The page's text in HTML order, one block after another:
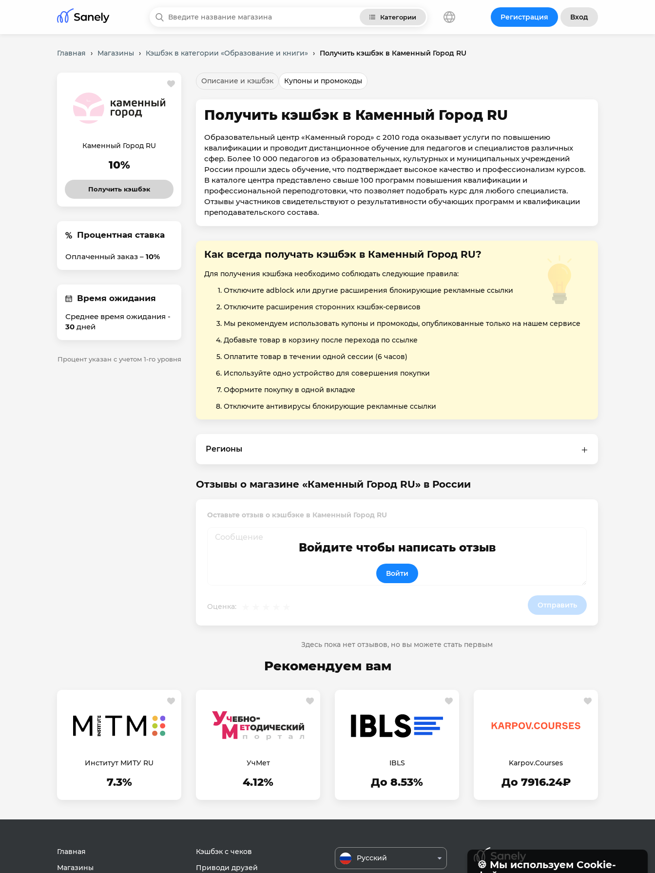
Категории Регистрация Вход
Главная › Магазины › Кэшбэк в категории «Образование и книги» › Получить кэшбэк в Каменный Город RU
Каменный Город RU
10%
Получить кэшбэк
Процентная ставка
Оплаченный заказ – 10%
Время ожидания
Среднее время ожидания -
30 дней
Процент указан с учетом 1-го уровня
Описание и кэшбэк Купоны и промокоды
Получить кэшбэк в Каменный Город RU
Образовательный центр «Каменный город» с 2010 года оказывает услуги по повышению
квалификации и проводит дистанционное обучение для педагогов и специалистов различных
сфер. Более 10 000 педагогов из образовательных, культурных и муниципальных учреждений
России прошли здесь обучение, что подтверждает высокое качество и профессионализм курсов.
В каталоге центра представлено свыше 100 программ повышения квалификации и
профессиональной переподготовки, что позволяет подобрать курс для любого специалиста.
Отзывы участников свидетельствуют о результативности обучающих программ и квалификации
преподавательского состава.
Как всегда получать кэшбэк в Каменный Город RU?
Для получения кэшбэка необходимо соблюдать следующие правила:
Отключите adblock или другие расширения блокирующие рекламные ссылки
Отключите расширения сторонних кэшбэк-сервисов
Мы рекомендуем использовать купоны и промокоды, опубликованные только на нашем сервисе
Добавьте товар в корзину после перехода по ссылке
Оплатите товар в течении одной сессии (6 часов)
Используйте одно устройство для совершения покупки
Оформите покупку в одной вкладке
Отключите антивирусы блокирующие рекламные ссылки
Регионы
Отзывы о магазине «Каменный Город RU» в России
Оставьте отзыв о кэшбэке в Каменный Город RU
Оценка: Отправить
Войдите чтобы написать отзыв
Войти
Здесь пока нет отзывов, но вы можете стать первым
Рекомендуем вам
Институт МИТУ RU
7.3%
УчМет
4.12%
IBLS
До 8.53%
Karpov.Courses
До 7916.24₽
Главная
Магазины
Кэшбэк с чеков
Приводи друзей
Русский
🍪 Мы используем Cookie-